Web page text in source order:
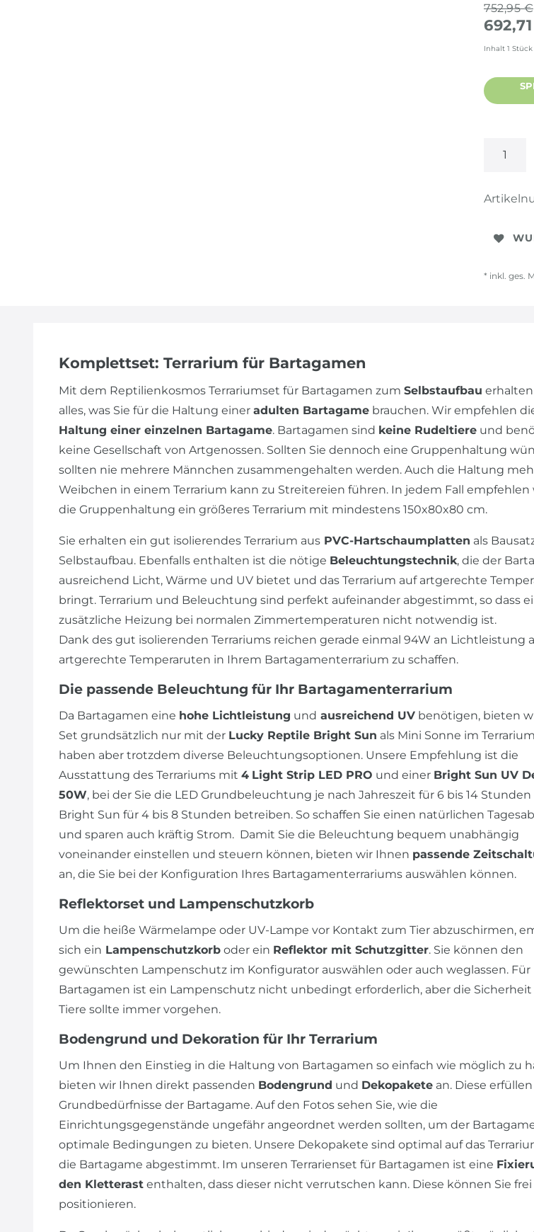
752,95 €
Inhalt 1 Stück
* inkl. ges.
Komplettset: Terrarium für Bartagamen
Mit dem Reptilienkosmos Terrariumset für Bartagamen zum Selbstaufbau erhalten
alles, was Sie für die Haltung einer adulten Bartagame brauchen. Wir empfehlen
Haltung einer einzelnen Bartagame. Bartagamen sind keine Rudeltiere und
keine Gesellschaft von Artgenossen. Sollten Sie dennoch eine Gruppenhaltung
sollten nie mehrere Männchen zusammengehalten werden. Auch die Haltung
Weibchen in einem Terrarium kann zu Streitereien führen. In jedem Fall empfehlen
die Gruppenhaltung ein größeres Terrarium mit mindestens 150x80x80 cm.
Sie erhalten ein gut isolierendes Terrarium aus PVC-Hartschaumplatten als
Selbstaufbau. Ebenfalls enthalten ist die nötige Beleuchtungstechnik, die der
ausreichend Licht, Wärme und UV bietet und das Terrarium auf artgerechte
bringt. Terrarium und Beleuchtung sind perfekt aufeinander abgestimmt, so dass
zusätzliche Heizung bei normalen Zimmertemperaturen nicht notwendig ist.
Dank des gut isolierenden Terrariums reichen gerade einmal 94W an Lichtleistung
artgerechte Temperaruten in Ihrem Bartagamenterrarium zu schaffen.
Die passende Beleuchtung für Ihr Bartagamenterrarium
Da Bartagamen eine hohe Lichtleistung und ausreichend UV benötigen, bieten
Set grundsätzlich nur mit der Lucky Reptile Bright Sun als Mini Sonne im
haben aber trotzdem diverse Beleuchtungsoptionen. Unsere Empfehlung ist die
Ausstattung des Terrariums mit 4 Light Strip LED PRO und einer Bright Sun UV
50W, bei der Sie die LED Grundbeleuchtung je nach Jahreszeit für 6 bis 14
Bright Sun für 4 bis 8 Stunden betreiben. So schaffen Sie einen natürlichen
und sparen auch kräftig Strom. Damit Sie die Beleuchtung bequem unabhängig
voneinander einstellen und steuern können, bieten wir Ihnen passende
an, die Sie bei der Konfiguration Ihres Bartagamenterrariums auswählen können.
Reflektorset und Lampenschutzkorb
Um die heiße Wärmelampe oder UV-Lampe vor Kontakt zum Tier abzuschirmen,
sich ein Lampenschutzkorb oder ein Reflektor mit Schutzgitter. Sie können den
gewünschten Lampenschutz im Konfigurator auswählen oder auch weglassen. Für
Bartagamen ist ein Lampenschutz nicht unbedingt erforderlich, aber die Sicherheit
Tiere sollte immer vorgehen.
Bodengrund und Dekoration für Ihr Terrarium
Um Ihnen den Einstieg in die Haltung von Bartagamen so einfach wie möglich zu
bieten wir Ihnen direkt passenden Bodengrund und Dekopakete an. Diese
Grundbedürfnisse der Bartagame. Auf den Fotos sehen Sie, wie die
Einrichtungsgegenstände ungefähr angeordnet werden sollten, um der
optimale Bedingungen zu bieten. Unsere Dekopakete sind optimal auf das
die Bartagame abgestimmt. Im unseren Terrarienset für Bartagamen ist eine
den Kletterast enthalten, dass dieser nicht verrutschen kann. Diese können Sie frei
positionieren.